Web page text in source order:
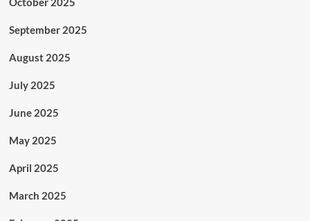
September 2025
August 2025
July 2025
June 2025
May 2025
April 2025
March 2025